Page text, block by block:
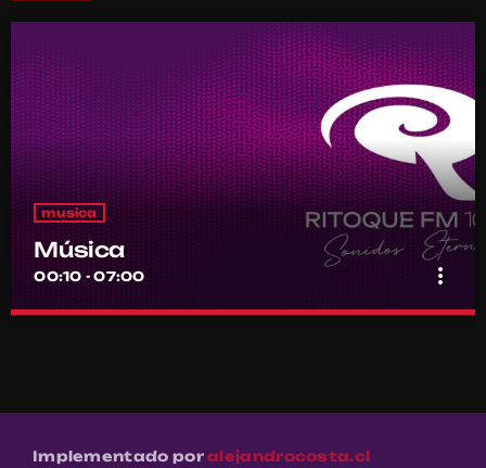
musica
Música
00:10 - 07:00 more_vert
Música
Implementado poralejandrocosta.cl